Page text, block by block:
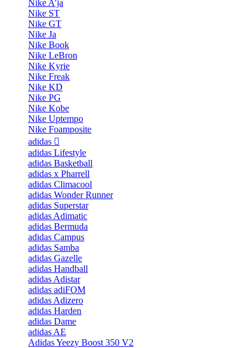
Nike A’ja
Nike ST
Nike GT
Nike Ja
Nike Book
Nike LeBron
Nike Kyrie
Nike Freak
Nike KD
Nike PG
Nike Kobe
Nike Uptempo
Nike Foamposite
adidas
adidas Lifestyle
adidas Basketball
adidas x Pharrell
adidas Climacool
adidas Wonder Runner
adidas Superstar
adidas Adimatic
adidas Bermuda
adidas Campus
adidas Samba
adidas Gazelle
adidas Handball
adidas Adistar
adidas adiFOM
adidas Adizero
adidas Harden
adidas Dame
adidas AE
Adidas Yeezy Boost 350 V2